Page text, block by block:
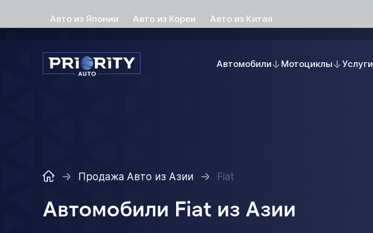
Авто из Японии Авто из Кореи Авто из Китая
Автомобили Мотоциклы Услуги
Продажа Авто из Азии Fiat
Автомобили Fiat из Азии